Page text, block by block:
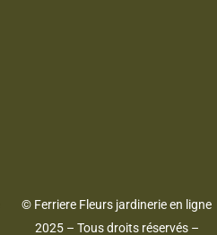
© Ferriere Fleurs jardinerie en ligne
2025 – Tous droits réservés –